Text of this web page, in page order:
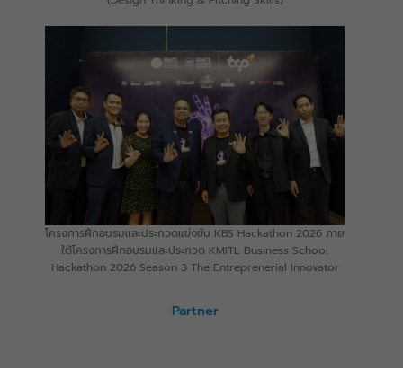
โครงการฝึกอบรมและประกวดแข่งขัน KBS Hackathon 2026 ภาย
ใต้โครงการฝึกอบรมและประกวด KMITL Business School
Hackathon 2026 Season 3 The Entreprenerial Innovator
Partner